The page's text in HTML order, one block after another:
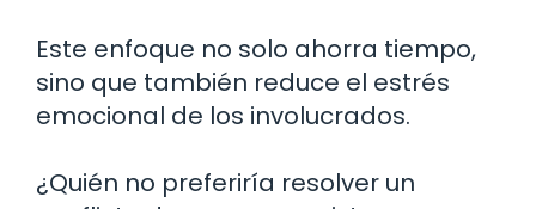
Este enfoque no solo ahorra tiempo,
sino que también reduce el estrés
emocional de los involucrados.
¿Quién no preferiría resolver un